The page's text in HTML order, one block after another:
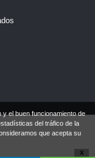
el buen funcionamiento de
del tráfico de la
que acepta su
X